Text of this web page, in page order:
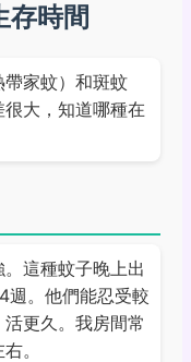
存時間
家蚊）和斑蚊
很大，知道哪種在
這種蚊子晚上出
週。他們能忍受較
更久。我房間常
。